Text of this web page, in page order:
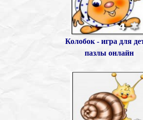
Колобок - игра для
пазлы онлайн